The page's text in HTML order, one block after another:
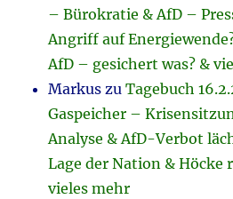
– Bürokratie & AfD –
Angriff auf
AfD – gesichert was? &
Markus zuTagebuch
Gaspeicher –
Analyse & AfD-Verbot
Lage der Nation & Höcke
vieles mehr